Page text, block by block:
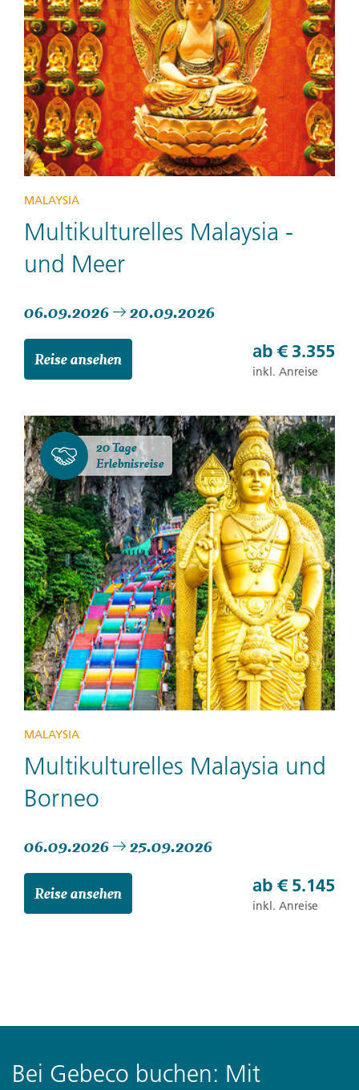
MALAYSIA
Multikulturelles Malaysia -
und Meer
06.09.2026 20.09.2026
Reise ansehen ab € 3.355
inkl. Anreise
20 Tage
Erlebnisreise
MALAYSIA
Multikulturelles Malaysia und
Borneo
06.09.2026 25.09.2026
Reise ansehen ab € 5.145
inkl. Anreise
Bei Gebeco buchen: Mit